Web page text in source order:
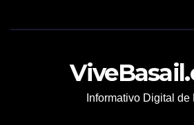
Informativo Digital de